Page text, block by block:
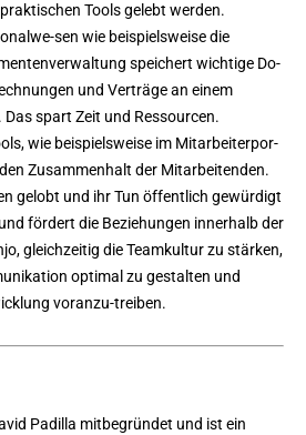
Tools gelebt werden.
sen wie beispielsweise die
speichert wichtige Do-
und Verträge an einem
spart Zeit und Ressourcen.
wie beispielsweise im Mitarbeiterpor-
Zusammenhalt der Mitarbeitenden.
gelobt und ihr Tun öffentlich gewürdigt
fördert die Beziehungen innerhalb der
gleichzeitig die Teamkultur zu stärken,
optimal zu gestalten und
voranzu-treiben.
Padilla mitbegründet und ist ein